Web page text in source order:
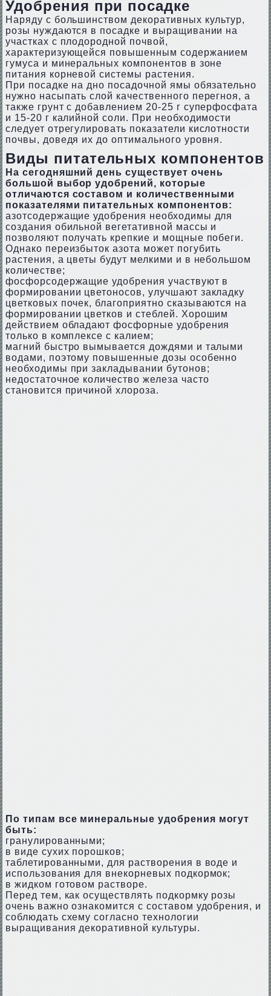
Удобрения при посадке
Наряду с большинством декоративных культур,
розы нуждаются в посадке и выращивании на
участках с плодородной почвой,
характеризующейся повышенным содержанием
гумуса и минеральных компонентов в зоне
питания корневой системы растения.
При посадке на дно посадочной ямы обязательно
нужно насыпать слой качественного перегноя, а
также грунт с добавлением 20-25 г суперфосфата
и 15-20 г калийной соли. При необходимости
следует отрегулировать показатели кислотности
почвы, доведя их до оптимального уровня.
Виды питательных компонентов
На сегодняшний день существует очень
большой выбор удобрений, которые
отличаются составом и количественными
показателями питательных компонентов:
азотсодержащие удобрения необходимы для
создания обильной вегетативной массы и
позволяют получать крепкие и мощные побеги.
Однако переизбыток азота может погубить
растения, а цветы будут мелкими и в небольшом
количестве;
фосфорсодержащие удобрения участвуют в
формировании цветоносов, улучшают закладку
цветковых почек, благоприятно сказываются на
формировании цветков и стеблей. Хорошим
действием обладают фосфорные удобрения
только в комплексе с калием;
магний быстро вымывается дождями и талыми
водами, поэтому повышенные дозы особенно
необходимы при закладывании бутонов;
недостаточное количество железа часто
становится причиной хлороза.
По типам все минеральные удобрения могут
быть:
гранулированными;
в виде сухих порошков;
таблетированными, для растворения в воде и
использования для внекорневых подкормок;
в жидком готовом растворе.
Перед тем, как осуществлять подкормку розы
очень важно ознакомится с составом удобрения, и
соблюдать схему согласно технологии
выращивания декоративной культуры.